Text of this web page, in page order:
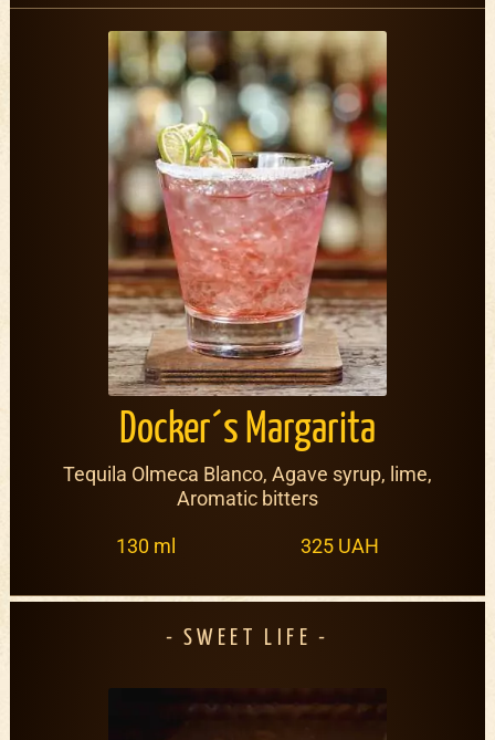
Docker´s Margarita
Tequila Olmeca Blanco, Agave syrup, lime,
Aromatic bitters
130 ml 325 UAH
SWEET LIFE